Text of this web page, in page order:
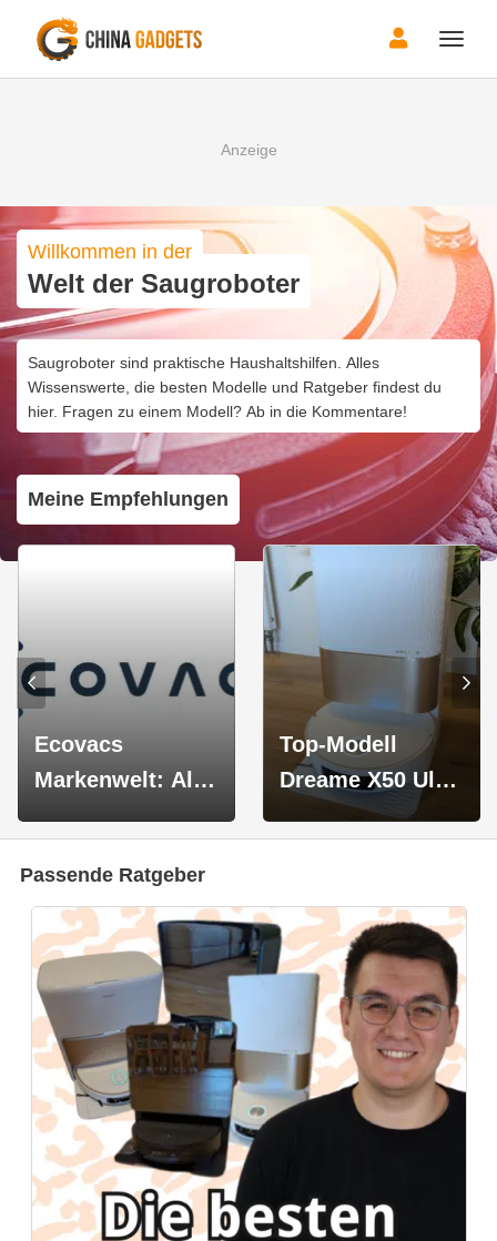
Toggle
Willkommen in der
Welt der Saugroboter
Saugroboter sind praktische Haushaltshilfen. Alles
Wissenswerte, die besten Modelle und Ratgeber findest du
hier. Fragen zu einem Modell? Ab in die Kommentare!
Meine Empfehlungen
Ecovacs
Markenwelt: Alle
Vergleiche
Top-Modell
Dreame X50 Ultra
für 689,07€
Passende Ratgeber